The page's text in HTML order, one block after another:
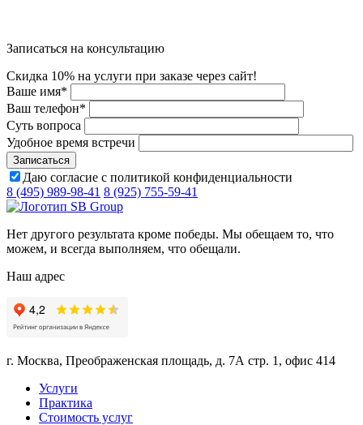
Записаться на консультацию
Скидка 10% на услуги при заказе через сайт!
Ваше имя*
Ваш телефон*
Суть вопроса
Удобное время встречи
Даю согласие с политикой конфиденциальности
8 (495) 989-98-41 8 (925) 755-59-41
Нет другого результата кроме победы. Мы обещаем то, что
можем, и всегда выполняем, что обещали.
Наш адрес
г. Москва, Преображенская площадь, д. 7А стр. 1, офис 414
Услуги
Практика
Стоимость услуг